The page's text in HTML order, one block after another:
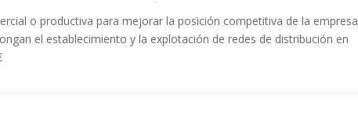
o productiva para mejorar la posición competitiva de la empresa
el establecimiento y la explotación de redes de distribución en